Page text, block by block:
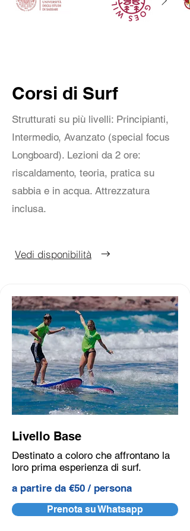
Corsi di Surf
Strutturati su più livelli: Principianti,
Intermedio, Avanzato (special focus
Longboard). Lezioni da 2 ore:
riscaldamento, teoria, pratica su
sabbia e in acqua. Attrezzatura
inclusa.
Vedi disponibilità
Livello Base
Destinato a coloro che affrontano la
loro prima esperienza di surf.
a partire da €50 / persona
Prenota su Whatsapp